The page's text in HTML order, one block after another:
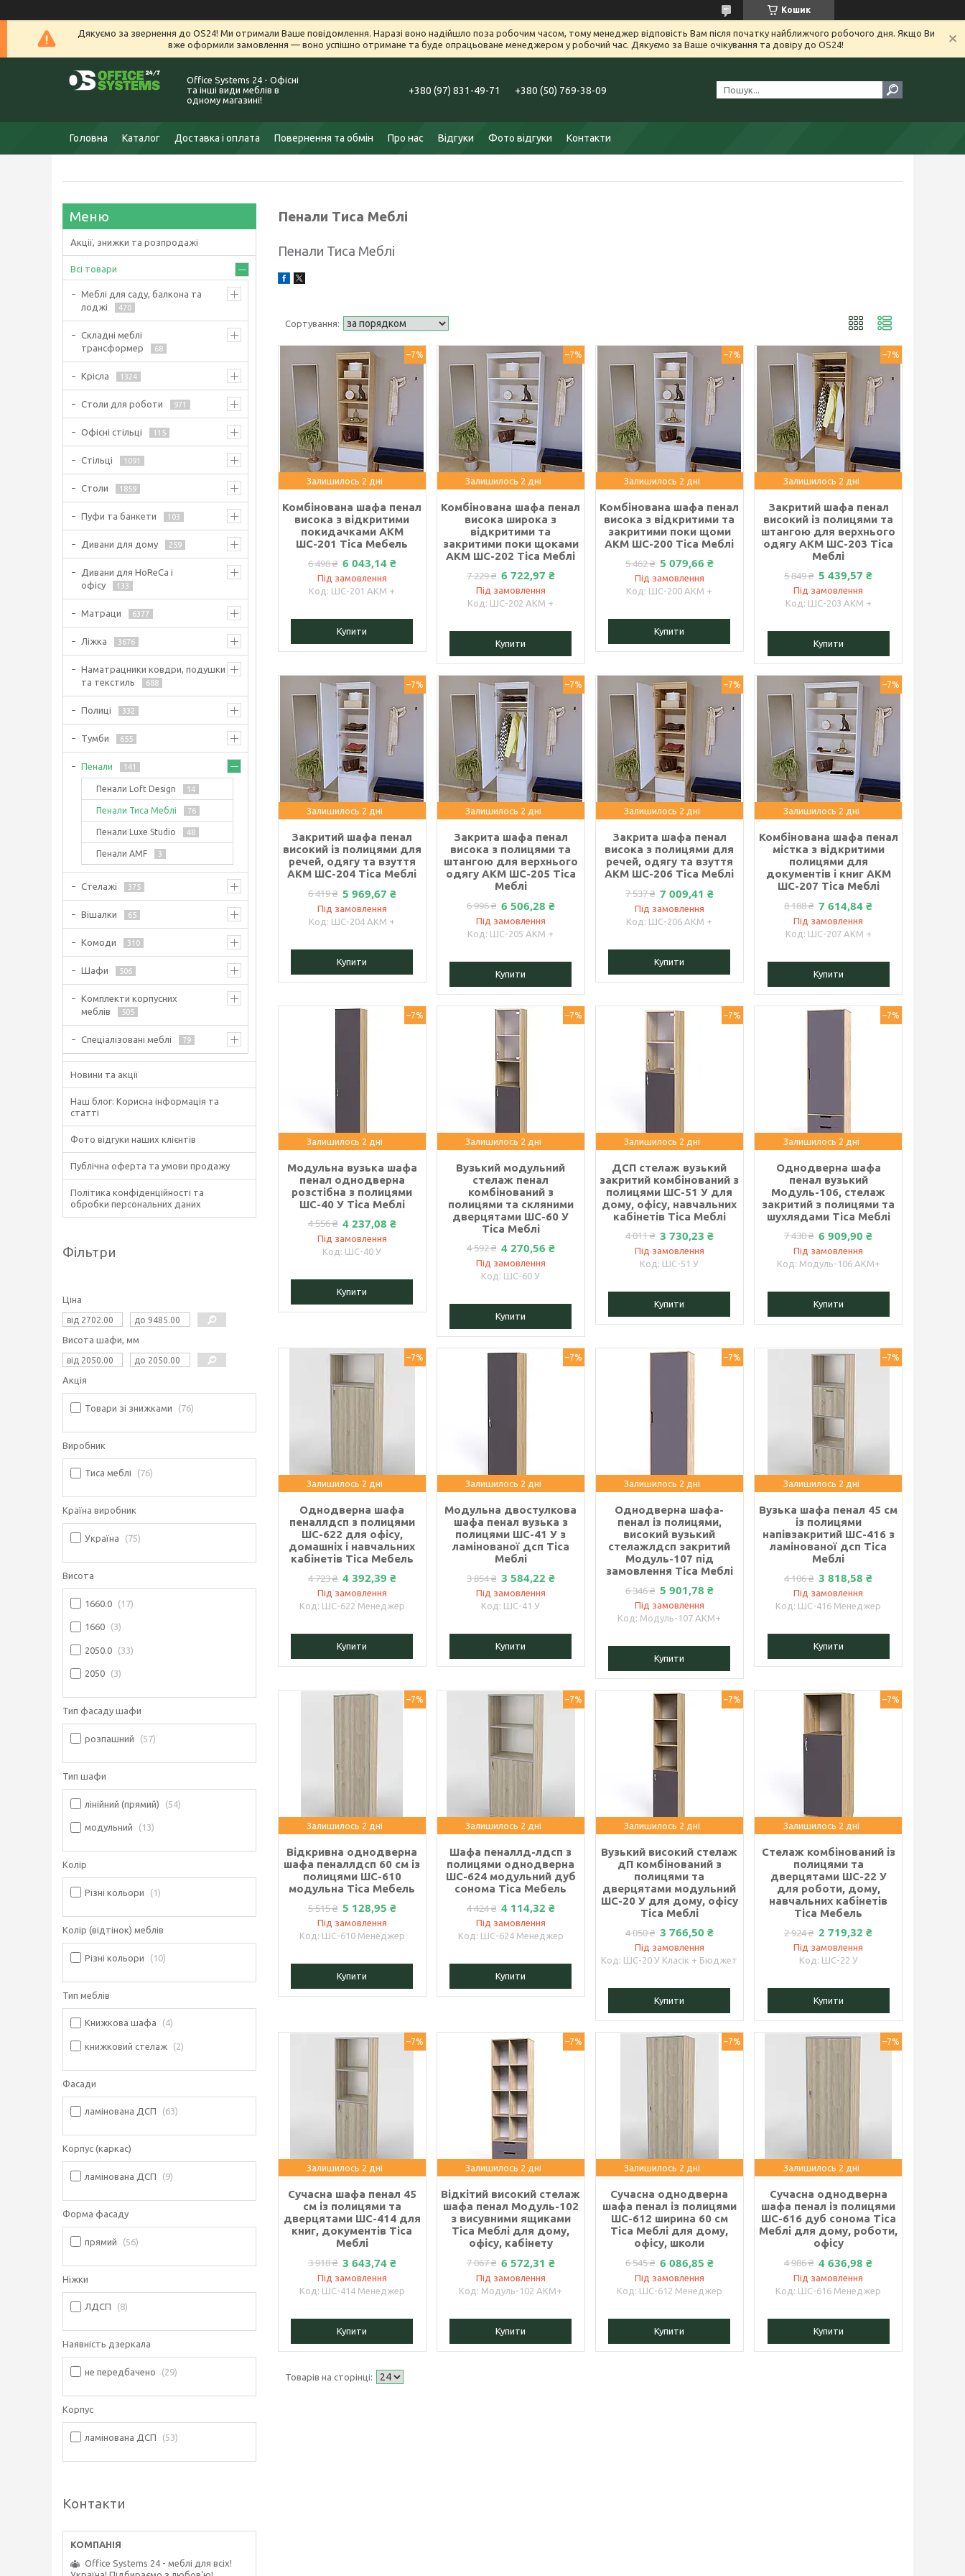
Кошик
Дякуємо за звернення до OS24! Ми отримали Ваше повідомлення. Наразі воно надійшло поза робочим часом, тому менеджер відповість Вам після початку найближчого робочого дня. Якщо Ви
вже оформили замовлення — воно успішно отримане та буде опрацьоване менеджером у робочий час. Дякуємо за Ваше очікування та довіру до OS24!
Office Systems 24 - Офісні
та інші види меблів в
одному магазині!
+380 (97) 831-49-71 +380 (50) 769-38-09
Головна Каталог Доставка і оплата Повернення та обмін Про нас Відгуки Фото відгуки Контакти
Пенали Тиса Меблі
Пенали Тиса Меблі
–7%
Залишилось 2 дні
Комбінована шафа пенал
висока з відкритими
покидачками АКМ
ШС-201 Тіса Мебель
6 498 ₴ 6 043,14 ₴
Під замовлення
ШС-201 АКМ +
Купити
–7%
Залишилось 2 дні
Комбінована шафа пенал
висока широка з
відкритими та
закритими поки щоками
АКМ ШС-202 Тіса Меблі
7 229 ₴ 6 722,97 ₴
Під замовлення
ШС-202 АКМ +
Купити
–7%
Залишилось 2 дні
Комбінована шафа пенал
висока з відкритими та
закритими поки щоми
АКМ ШС-200 Тіса Меблі
5 462 ₴ 5 079,66 ₴
Під замовлення
ШС-200 АКМ +
Купити
–7%
Залишилось 2 дні
Закритий шафа пенал
високий із полицями та
штангою для верхнього
одягу АКМ ШС-203 Тіса
Меблі
5 849 ₴ 5 439,57 ₴
Під замовлення
ШС-203 АКМ +
Купити
–7%
Залишилось 2 дні
Закритий шафа пенал
високий із полицями для
речей, одягу та взуття
АКМ ШС-204 Тіса Меблі
6 419 ₴ 5 969,67 ₴
Під замовлення
ШС-204 АКМ +
Купити
–7%
Залишилось 2 дні
Закрита шафа пенал
висока з полицями та
штангою для верхнього
одягу АКМ ШС-205 Тіса
Меблі
6 996 ₴ 6 506,28 ₴
Під замовлення
ШС-205 АКМ +
Купити
–7%
Залишилось 2 дні
Закрита шафа пенал
висока з полицями для
речей, одягу та взуття
АКМ ШС-206 Тіса Меблі
7 537 ₴ 7 009,41 ₴
Під замовлення
ШС-206 АКМ +
Купити
–7%
Залишилось 2 дні
Комбінована шафа пенал
містка з відкритими
полицями для
документів і книг АКМ
ШС-207 Тіса Меблі
8 188 ₴ 7 614,84 ₴
Під замовлення
ШС-207 АКМ +
Купити
–7%
Залишилось 2 дні
Модульна вузька шафа
пенал однодверна
розстібна з полицями
ШС-40 У Тіса Меблі
4 556 ₴ 4 237,08 ₴
Під замовлення
ШС-40 У
Купити
–7%
Залишилось 2 дні
Вузький модульний
стелаж пенал
комбінований з
полицями та скляними
дверцятами ШС-60 У
Тіса Меблі
4 592 ₴ 4 270,56 ₴
Під замовлення
ШС-60 У
Купити
–7%
Залишилось 2 дні
ДСП стелаж вузький
закритий комбінований з
полицями ШС-51 У для
дому, офісу, навчальних
кабінетів Тіса Меблі
4 011 ₴ 3 730,23 ₴
Під замовлення
ШС-51 У
Купити
–7%
Залишилось 2 дні
Однодверна шафа
пенал вузький
Модуль-106, стелаж
закритий з полицями та
шухлядами Тіса Меблі
7 430 ₴ 6 909,90 ₴
Під замовлення
Модуль-106 АКМ+
Купити
–7%
Залишилось 2 дні
Однодверна шафа
пеналлдсп з полицями
ШС-622 для офісу,
домашніх і навчальних
кабінетів Тіса Мебель
4 723 ₴ 4 392,39 ₴
Під замовлення
ШС-622 Менеджер
Купити
–7%
Залишилось 2 дні
Модульна двостулкова
шафа пенал вузька з
полицями ШС-41 У з
ламінованої дсп Тіса
Меблі
3 854 ₴ 3 584,22 ₴
Під замовлення
ШС-41 У
Купити
–7%
Залишилось 2 дні
Однодверна шафа-
пенал із полицями,
високий вузький
стелажлдсп закритий
Модуль-107 під
замовлення Тіса Меблі
6 346 ₴ 5 901,78 ₴
Під замовлення
Модуль-107 АКМ+
Купити
–7%
Залишилось 2 дні
Вузька шафа пенал 45 см
із полицями
напівзакритий ШС-416 з
ламінованої дсп Тіса
Меблі
4 106 ₴ 3 818,58 ₴
Під замовлення
ШС-416 Менеджер
Купити
–7%
Залишилось 2 дні
Відкривна однодверна
шафа пеналлдсп 60 см із
полицями ШС-610
модульна Тіса Мебель
5 515 ₴ 5 128,95 ₴
Під замовлення
ШС-610 Менеджер
Купити
–7%
Залишилось 2 дні
Шафа пеналлд-лдсп з
полицями однодверна
ШС-624 модульний дуб
сонома Тіса Мебель
4 424 ₴ 4 114,32 ₴
Під замовлення
ШС-624 Менеджер
Купити
–7%
Залишилось 2 дні
Вузький високий стелаж
дП комбінований з
полицями та
дверцятами модульний
ШС-20 У для дому, офісу
Тіса Меблі
4 050 ₴ 3 766,50 ₴
Під замовлення
ШС-20 У Класік + Бюджет
Купити
–7%
Залишилось 2 дні
Стелаж комбінований із
полицями та
дверцятами ШС-22 У
для роботи, дому,
навчальних кабінетів
Тіса Мебель
2 924 ₴ 2 719,32 ₴
Під замовлення
ШС-22 У
Купити
–7%
Залишилось 2 дні
Сучасна шафа пенал 45
см із полицями та
дверцятами ШС-414 для
книг, документів Тіса
Меблі
3 918 ₴ 3 643,74 ₴
Під замовлення
ШС-414 Менеджер
Купити
–7%
Залишилось 2 дні
Відкітий високий стелаж
шафа пенал Модуль-102
з висувними ящиками
Тіса Меблі для дому,
офісу, кабінету
7 067 ₴ 6 572,31 ₴
Під замовлення
Модуль-102 АКМ+
Купити
–7%
Залишилось 2 дні
Сучасна однодверна
шафа пенал із полицями
ШС-612 ширина 60 см
Тіса Меблі для дому,
офісу, школи
6 545 ₴ 6 086,85 ₴
Під замовлення
ШС-612 Менеджер
Купити
–7%
Залишилось 2 дні
Сучасна однодверна
шафа пенал із полицями
ШС-616 дуб сонома Тіса
Меблі для дому, роботи,
офісу
4 986 ₴ 4 636,98 ₴
Під замовлення
ШС-616 Менеджер
Купити
Акції, знижки та розпродажі
Всі товари
Меблі для саду, балкона та
лоджі
470
Складні меблі
трансформер
68
Крісла 1324
Столи для роботи 971
Офісні стільці 115
Стільці 1091
Столи 1859
Пуфи та банкети 103
Дивани для дому 259
Дивани для HoReCa і
офісу
133
Матраци 6377
Ліжка 3676
Наматрацники ковдри, подушки
та текстиль
688
Полиці 332
Тумби 655
Пенали 141
Пенали Loft Design 14
Пенали Тиса Меблі 76
Пенали Luxe Studio 48
Пенали AMF 3
Стелажі 375
Вішалки 65
Комоди 310
Шафи 506
Комплекти корпусних
меблів
505
Спеціалізовані меблі 79
Новини та акції
Наш блог: Корисна інформація та
статті
Фото відгуки наших клієнтів
Публічна оферта та умови продажу
Політика конфіденційності та
обробки персональних даних
Фільтри
Ціна
Висота шафи, мм
Акція
Товари зі знижками 76
Виробник
Тиса меблі 76
Країна виробник
Україна 75
Висота
1660.0 17
1660 3
2050.0 33
2050 3
Тип фасаду шафи
розпашний 57
Тип шафи
лінійний (прямий) 54
модульний 13
Колір
Різні кольори 1
Колір (відтінок) меблів
Різні кольори 10
Тип меблів
Книжкова шафа 4
книжковий стелаж 2
Фасади
ламінована ДСП 63
Корпус (каркас)
ламінована ДСП 9
Форма фасаду
прямий 56
Ніжки
ЛДСП 8
Наявність дзеркала
не передбачено 29
Корпус
ламінована ДСП 53
Контакти
Office Systems 24 - меблі для всіх!